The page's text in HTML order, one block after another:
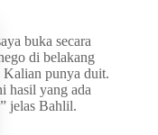
buka secara
di belakang
Kalian punya duit.
hasil yang ada
jelas Bahlil.